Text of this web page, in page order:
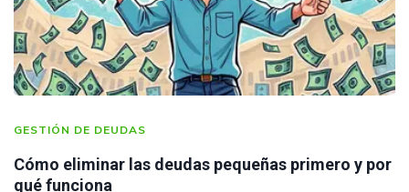
GESTIÓN DE DEUDAS
Cómo eliminar las deudas pequeñas primero y por
qué funciona